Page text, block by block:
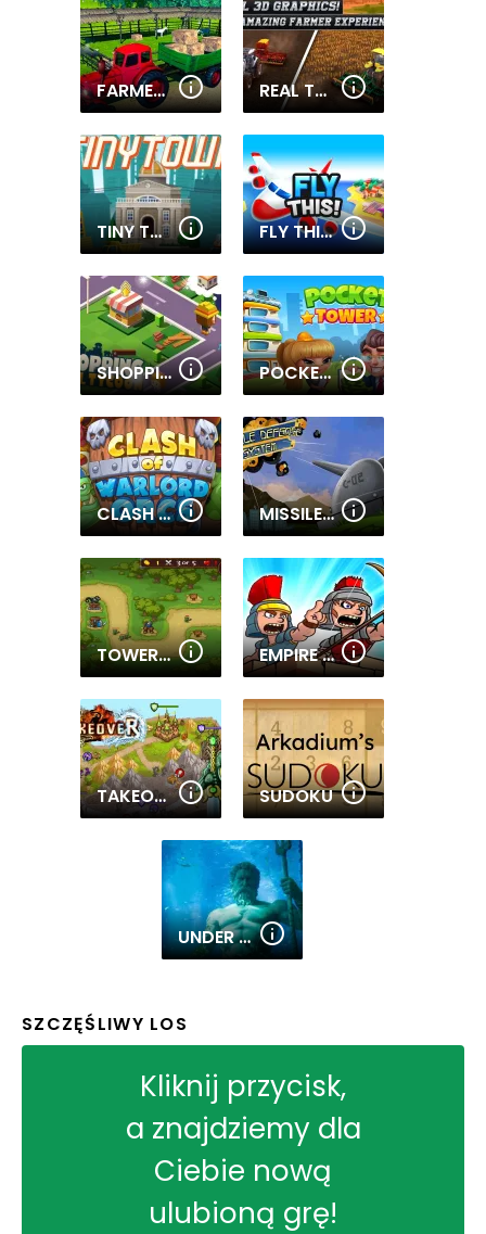
FARMER TRACTOR CARGO SIMULATION REAL TRACTOR FARMING SIMULATOR : HEAVY DUTY TRACTOR
TINY TOWN FLY THIS!
SHOPPING MALL TYCOON POCKET TOWER
CLASH OF WARLORD ORCS MISSILE DEFENSE SYSTEM
TOWER DEFENCE 2D EMPIRE RUSH ROME WARS TOWER DEFENSE
TAKEOVER SUDOKU
UNDER WATER HIDDEN NUMBER
SZCZĘŚLIWY LOS
Kliknij przycisk,
a znajdziemy dla
Ciebie nową
ulubioną grę!